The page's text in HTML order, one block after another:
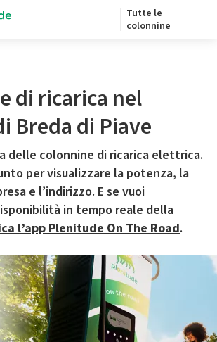
Tutte le
colonnine
di ricarica nel
Breda di Piave
delle colonnine di ricarica elettrica.
per visualizzare la potenza, la
e l’indirizzo. E se vuoi
in tempo reale della
l’app Plenitude On The Road.